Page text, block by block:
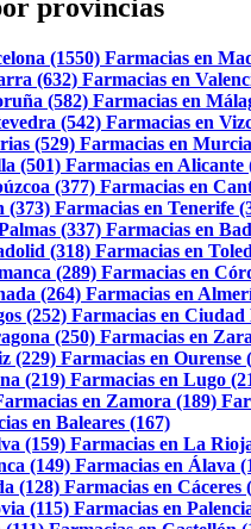
provincias
(1550) Farmacias en
(632) Farmacias en
(582) Farmacias en
(542) Farmacias en
(529) Farmacias en
(501) Farmacias en Alicante
(377) Farmacias en
(373) Farmacias en Tenerife
(337) Farmacias en
(318) Farmacias en
(289) Farmacias en
(264) Farmacias en
(252) Farmacias en Ciudad
(250) Farmacias en
(229) Farmacias en Ourense
(219) Farmacias en Lugo
en Zamora (189)
en Baleares (167)
(159) Farmacias en La
(149) Farmacias en Álava
(128) Farmacias en Cáceres
(115) Farmacias en